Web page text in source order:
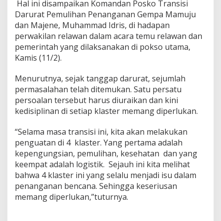
o
T
r
a
n
s
i
D
a
r
u
a
t
F
o
k
u
s
a
Hal ini disampaikan Komandan Posko Transisi
Darurat Pemulihan Penanganan Gempa Mamuju
dan Majene, Muhammad Idris, di hadapan
perwakilan relawan dalam acara temu relawan dan
pemerintah yang dilaksanakan di pokso utama,
Kamis (11/2).
Menurutnya, sejak tanggap darurat, sejumlah
permasalahan telah ditemukan. Satu persatu
persoalan tersebut harus diuraikan dan kini
kedisiplinan di setiap klaster memang diperlukan.
“Selama masa transisi ini, kita akan melakukan
penguatan di 4 klaster. Yang pertama adalah
kepengungsian, pemulihan, kesehatan dan yang
keempat adalah logistik. Sejauh ini kita melihat
bahwa 4 klaster ini yang selalu menjadi isu dalam
penanganan bencana. Sehingga keseriusan
memang diperlukan,”tuturnya.